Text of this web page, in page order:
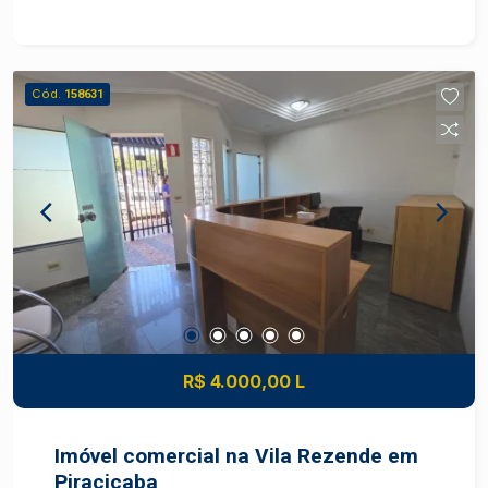
quartinho para ração
Cód. 158631
R$ 4.000,00 L
Imóvel comercial na Vila Rezende em
Piracicaba